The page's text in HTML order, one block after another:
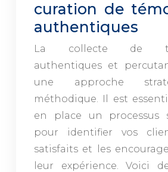
curation de
authentiques
La collecte de
authentiques et
une approche
méthodique. Il est
en place un processus
pour identifier vos
satisfaits et les
leur expérience. Voici